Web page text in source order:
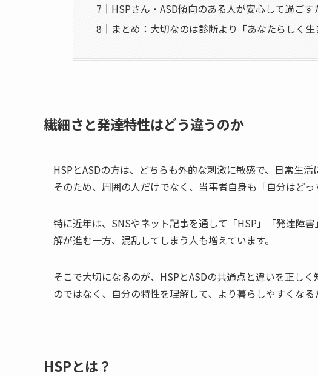
HSPさん・ASD傾向のある人が安心して過ごす
まとめ：大切なのは診断より「あなたらしく生
繊細さと発達特性はどう違うのか
HSPとASDの方は、どちらも外的な刺激に敏感で、日常生活
そのため、周囲の人だけでなく、当事者自身も「自分はど
特に近年は、SNSやネット記事を通して「HSP」「発達障
解が進む一方、混乱してしまう人も増えています。
そこで大切になるのが、HSPとASDの共通点と違いを正し
のではなく、自分の特性を理解して、より暮らしやすくな
HSPとは？